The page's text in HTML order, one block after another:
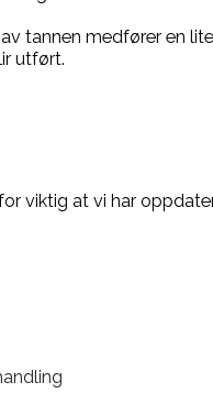
tannen medfører en
utført.
viktig at vi har